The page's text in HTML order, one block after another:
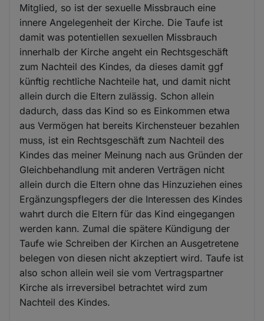
Mitglied, so ist der sexuelle Missbrauch eine
innere Angelegenheit der Kirche. Die Taufe ist
damit was potentiellen sexuellen Missbrauch
innerhalb der Kirche angeht ein Rechtsgeschäft
zum Nachteil des Kindes, da dieses damit ggf
künftig rechtliche Nachteile hat, und damit nicht
allein durch die Eltern zulässig. Schon allein
dadurch, dass das Kind so es Einkommen etwa
aus Vermögen hat bereits Kirchensteuer bezahlen
muss, ist ein Rechtsgeschäft zum Nachteil des
Kindes das meiner Meinung nach aus Gründen der
Gleichbehandlung mit anderen Verträgen nicht
allein durch die Eltern ohne das Hinzuziehen eines
Ergänzungspflegers der die Interessen des Kindes
wahrt durch die Eltern für das Kind eingegangen
werden kann. Zumal die spätere Kündigung der
Taufe wie Schreiben der Kirchen an Ausgetretene
belegen von diesen nicht akzeptiert wird. Taufe ist
also schon allein weil sie vom Vertragspartner
Kirche als irreversibel betrachtet wird zum
Nachteil des Kindes.